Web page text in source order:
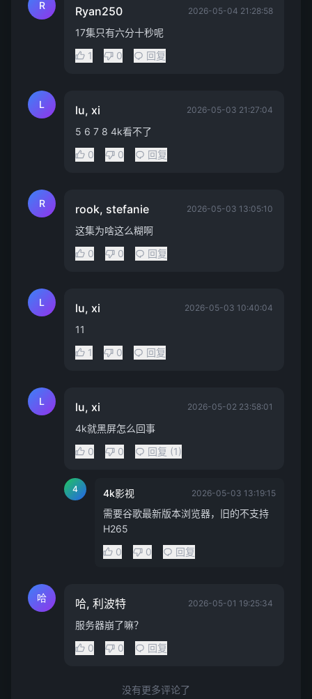
R Ryan250 2026-05-04 21:28:58
17集只有六分十秒呢
1
0 回复
L lu, xi 2026-05-03 21:27:04
5 6 7 8 4k看不了
0
0 回复
R rook, stefanie 2026-05-03 13:05:10
这集为啥这么糊啊
0
0 回复
L lu, xi 2026-05-03 10:40:04
11
1
0 回复
L lu, xi 2026-05-02 23:58:01
4k就黑屏怎么回事
0
0 回复 (1)
4 4k影视 2026-05-03 13:19:15
需要谷歌最新版本浏览器，旧的不支持
H265
0
0 回复
哈 哈, 利波特 2026-05-01 19:25:34
服务器崩了嘛？
0
0 回复
没有更多评论了